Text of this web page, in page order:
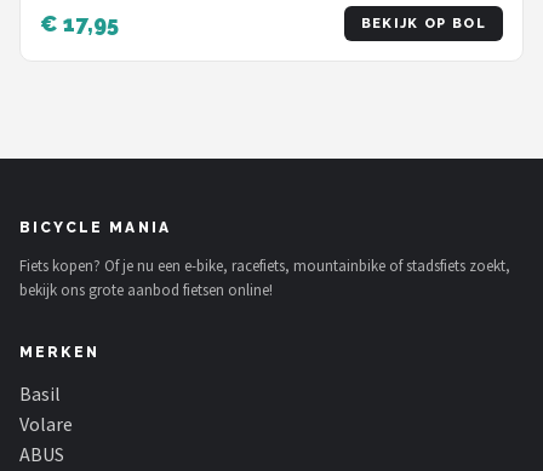
€ 17,95 BEKIJK OP BOL
BICYCLE MANIA
Fiets kopen? Of je nu een e-bike, racefiets, mountainbike of stadsfiets zoekt,
bekijk ons grote aanbod fietsen online!
MERKEN
Basil
Volare
ABUS